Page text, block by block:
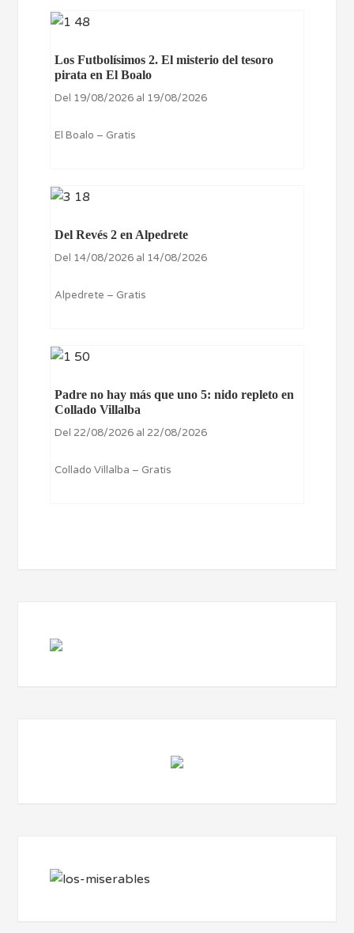
Los Futbolísimos 2. El misterio del tesoro
pirata en El Boalo
Del 19/08/2026 al 19/08/2026
El Boalo – Gratis
Del Revés 2 en Alpedrete
Del 14/08/2026 al 14/08/2026
Alpedrete – Gratis
Padre no hay más que uno 5: nido repleto en
Collado Villalba
Del 22/08/2026 al 22/08/2026
Collado Villalba – Gratis